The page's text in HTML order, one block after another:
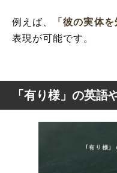
例えば、 「彼の実体
表現が可能です。
「有り様」の英語